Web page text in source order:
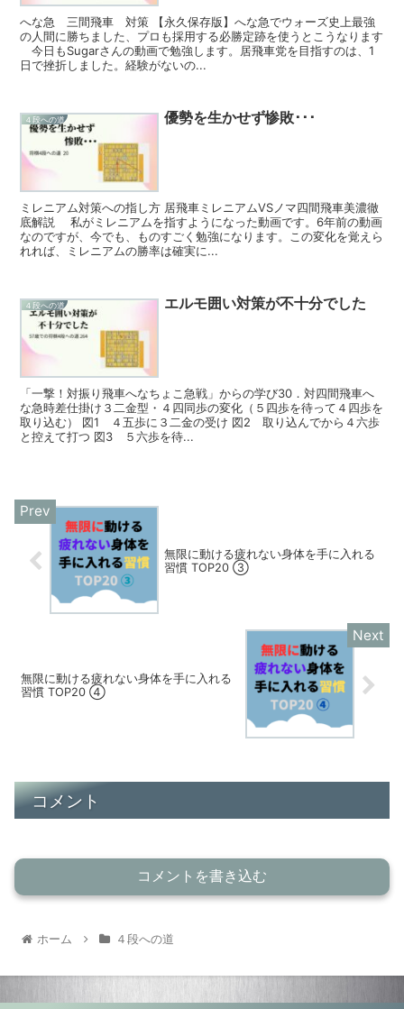
へな急 三間飛車 対策 【永久保存版】へな急でウォーズ史上最強
の人間に勝ちました、プロも採用する必勝定跡を使うとこうなります
今日もSugarさんの動画で勉強します。居飛車党を目指すのは、1
日で挫折しました。経験がないの...
４段への道 優勢を生かせず惨敗･･･
ミレニアム対策への指し方 居飛車ミレニアムVSノマ四間飛車美濃徹
底解説 私がミレニアムを指すようになった動画です。6年前の動画
なのですが、今でも、ものすごく勉強になります。この変化を覚えら
れれば、ミレニアムの勝率は確実に...
４段への道 エルモ囲い対策が不十分でした
「一撃！対振り飛車へなちょこ急戦」からの学び30．対四間飛車へ
な急時差仕掛け３二金型・４四同歩の変化（５四歩を待って４四歩を
取り込む） 図1 ４五歩に３二金の受け 図2 取り込んでから４六歩
と控えて打つ 図3 ５六歩を待...
無限に動ける疲れない身体を手に入れる
習慣 TOP20 ③
無限に動ける疲れない身体を手に入れる
習慣 TOP20 ④
コメント
コメントを書き込む
ホーム ４段への道